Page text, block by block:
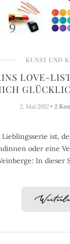
KUNST UND
LOVE-
2. Mai 2012 • 2
Lieblingsserie ist,
oder eine
In dieser